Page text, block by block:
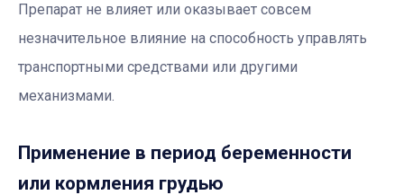
Препарат не влияет или оказывает совсем
незначительное влияние на способность управлять
транспортными средствами или другими
механизмами.
Применение в период беременности
или кормления грудью